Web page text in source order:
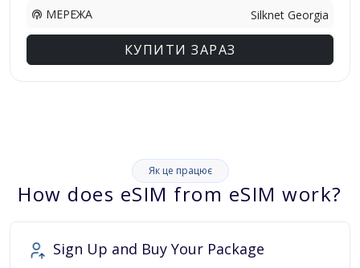
МЕРЕЖА Silknet Georgia
КУПИТИ ЗАРАЗ
Як це працює
How does eSIM from eSIM work?
Sign Up and Buy Your Package